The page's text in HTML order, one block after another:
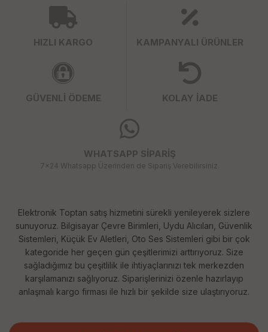
HIZLI KARGO KAMPANYALI ÜRÜNLER
GÜVENLİ ÖDEME KOLAY İADE
WHATSAPP SİPARİŞ
7x24 Whatsapp Üzerinden de Sipariş Verebilirsiniz.
Elektronik Toptan satış hizmetini sürekli yenileyerek sizlere
sunuyoruz. Bilgisayar Çevre Birimleri, Uydu Alıcıları, Güvenlik
Sistemleri, Küçük Ev Aletleri, Oto Ses Sistemleri gibi bir çok
kategoride her geçen gün çeşitlerimizi arttırıyoruz. Size
sağladığımız bu çeşitlilik ile ihtiyaçlarınızı tek merkezden
karşılamanızı sağlıyoruz. Siparişlerinizi özenle hazırlayıp
anlaşmalı kargo firması ile hızlı bir şekilde size ulaştırıyoruz.